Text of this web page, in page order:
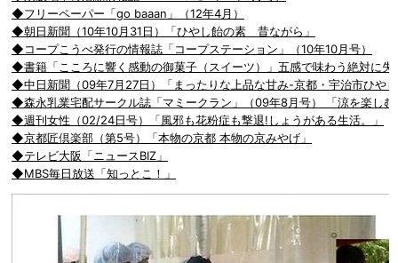
◆フリーペーパー「go baaan」（12年4月）
◆朝日新聞（10年10月31日）「ひやし飴の素 昔ながら」
◆コープこうべ発行の情報誌「コープステーション」（10年10月号）
◆書籍「こころに響く感動の御菓子（スイーツ）」五感で味わう絶対に失
◆中日新聞（09年7月27日）「まったりな上品な甘み-京都・宇治市ひや
◆森永乳業宅配サークル誌「マミークラン」（09年8月号） 「涼を楽し
◆週刊女性（02/24日号）「風邪も花粉症も撃退!しょうがある生活。」
◆京都匠倶楽部（第5号）「本物の京都 本物の京みやげ」
◆テレビ大阪「ニュースBIZ」
◆MBS毎日放送「知っとこ！」